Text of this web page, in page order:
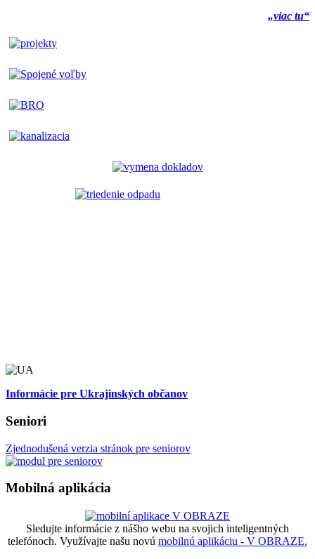
„viac tu“
Informácie pre Ukrajinských občanov
Seniori
Zjednodušená verzia stránok pre seniorov
Mobilná aplikácia
Sledujte informácie z nášho webu na svojich inteligentných
telefónoch. Využívajte našu novú mobilnú aplikáciu - V OBRAZE.